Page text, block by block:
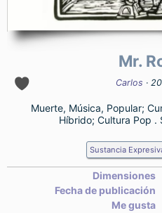
Mr.
Carlos ·
Muerte, Música, Popular;
Híbrido; Cultura Pop .
Sustancia
Dimensiones
Fecha de publicación
Me gusta